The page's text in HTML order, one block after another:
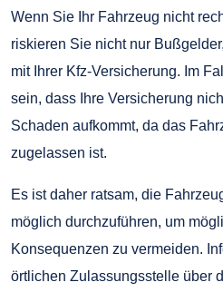
Wenn Sie Ihr Fahrzeug nicht
riskieren Sie nicht nur
mit Ihrer Kfz-Versicherung. Im
sein, dass Ihre Versicherung
Schaden aufkommt, da das
zugelassen ist.
Es ist daher ratsam, die
möglich durchzuführen, um
Konsequenzen zu vermeiden.
örtlichen Zulassungsstelle über